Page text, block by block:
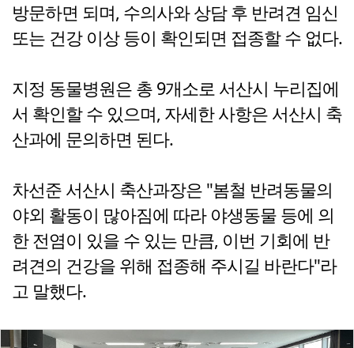
방문하면 되며, 수의사와 상담 후 반려견 임신
또는 건강 이상 등이 확인되면 접종할 수 없다.
지정 동물병원은 총 9개소로 서산시 누리집에
서 확인할 수 있으며, 자세한 사항은 서산시 축
산과에 문의하면 된다.
차선준 서산시 축산과장은 "봄철 반려동물의
야외 활동이 많아짐에 따라 야생동물 등에 의
한 전염이 있을 수 있는 만큼, 이번 기회에 반
려견의 건강을 위해 접종해 주시길 바란다"라
고 말했다.